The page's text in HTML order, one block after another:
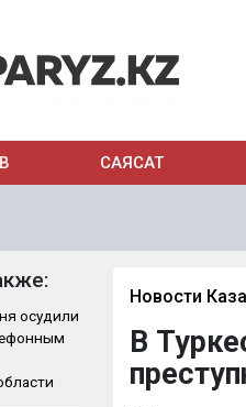
САЯСАТ
осудили
Новости
В